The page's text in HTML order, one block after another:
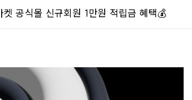
공식몰 신규회원 1만원 적립금 혜택💰